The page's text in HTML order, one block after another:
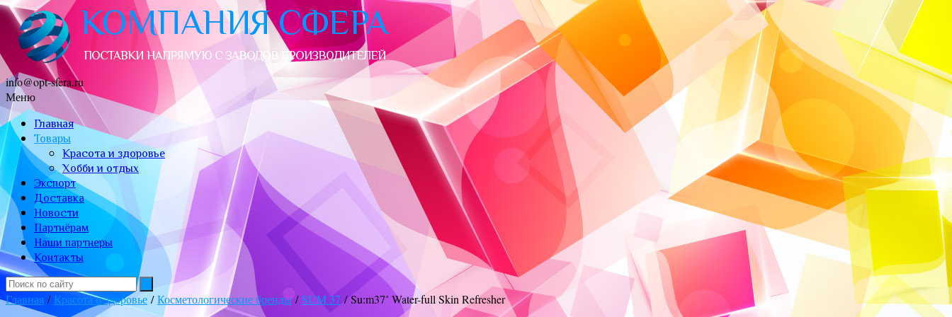
info@opt-sfera.ru
Меню
Главная
Товары
Красота и здоровье
Хобби и отдых
Экспорт
Доставка
Новости
Партнёрам
Наши партнеры
Контакты
Главная / Красота и здоровье /Косметологические бренды/SUM 37 / Su:m37˚ Water-full Skin Refresher